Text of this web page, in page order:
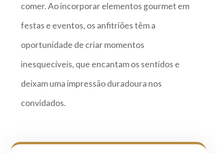
comer. Ao incorporar elementos gourmet em
festas e eventos, os anfitriões têm a
oportunidade de criar momentos
inesquecíveis, que encantam os sentidos e
deixam uma impressão duradoura nos
convidados.